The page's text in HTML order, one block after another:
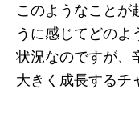
このようなことが
うに感じてどのよ
状況なのですが、
大きく成長するチ